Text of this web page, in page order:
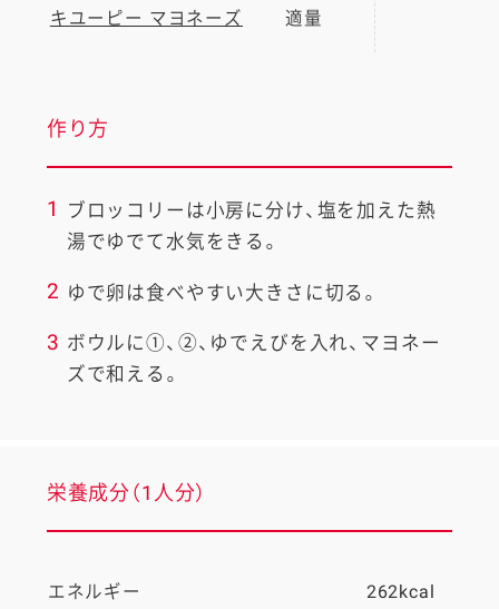
キユーピー マヨネーズ 適量
作り方
1
ブロッコリーは小房に分け、塩を加えた熱
湯でゆでて水気をきる。
2 ゆで卵は食べやすい大きさに切る。
3 ボウルに①、②、ゆでえびを入れ、マヨネー
ズで和える。
栄養成分（1人分）
エネルギー 262kcal